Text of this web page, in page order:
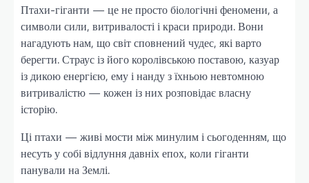
Птахи-гіганти — це не просто біологічні феномени, а
символи сили, витривалості і краси природи. Вони
нагадують нам, що світ сповнений чудес, які варто
берегти. Страус із його королівською поставою, казуар
із дикою енергією, ему і нанду з їхньою невтомною
витривалістю — кожен із них розповідає власну
історію.
Ці птахи — живі мости між минулим і сьогоденням, що
несуть у собі відлуння давніх епох, коли гіганти
панували на Землі.